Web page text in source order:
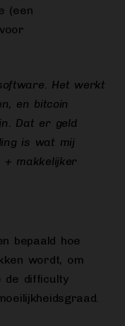
(een
voor
Het werkt
en bitcoin
Dat er geld
is wat mij
+ makkelijker
bepaald hoe
wordt, om
de difficulty